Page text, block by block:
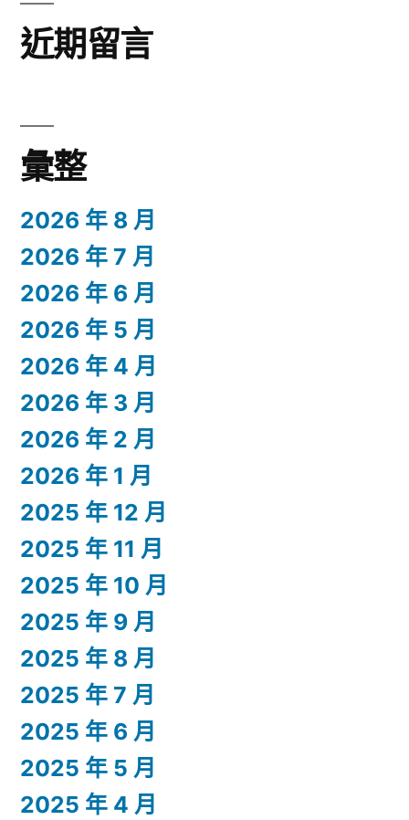
近期留言
彙整
2026 年 8 月
2026 年 7 月
2026 年 6 月
2026 年 5 月
2026 年 4 月
2026 年 3 月
2026 年 2 月
2026 年 1 月
2025 年 12 月
2025 年 11 月
2025 年 10 月
2025 年 9 月
2025 年 8 月
2025 年 7 月
2025 年 6 月
2025 年 5 月
2025 年 4 月